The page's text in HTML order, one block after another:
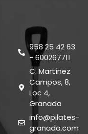
958 25 42 63
- 600267711
C. Martínez
Campos, 8,
Loc 4,
Granada
info@pilates-
granada.com